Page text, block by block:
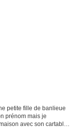
petite fille de banlieue
prénom mais je
avec son cartable